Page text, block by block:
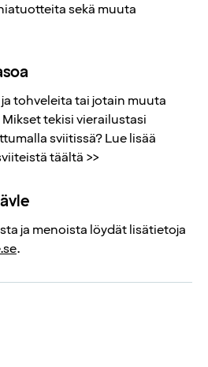
sekä muuta
tohveleita tai jotain muuta
tekisi vierailustasi
sviitissä? Lue lisää
täältä >>
ja menoista löydät lisätietoja
.